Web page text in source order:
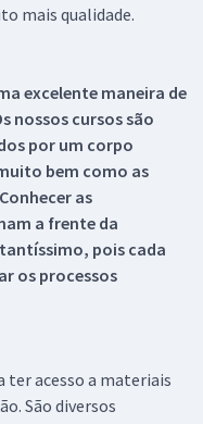
mais qualidade.
excelente maneira de
nossos cursos são
por um corpo
bem como as
as
a frente da
pois cada
os processos
ter acesso a materiais
São diversos